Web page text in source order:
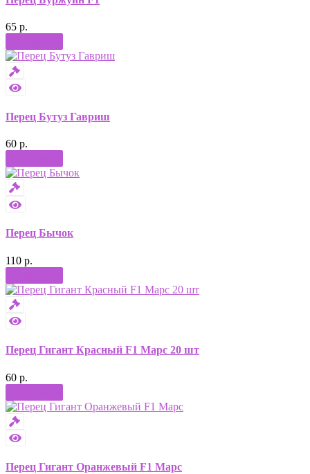
65 р.
Перец Бутуз Гавриш
60 р.
Перец Бычок
110 р.
Перец Гигант Красный F1 Марс 20 шт
60 р.
Перец Гигант Оранжевый F1 Марс